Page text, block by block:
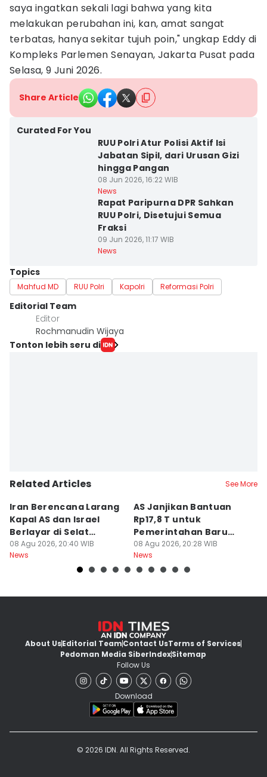
saya ingatkan sekali lagi bahwa yang kita
melakukan perubahan ini, kan, amat sangat
terbatas, hanya sekitar tujuh poin," ungkap Eddy di
Kompleks Parlemen Senayan, Jakarta Pusat pada
Selasa, 9 Juni 2026.
Share Article
Curated For You
RUU Polri Atur Polisi Aktif Isi
Jabatan Sipil, dari Urusan Gizi
hingga Pangan
08 Jun 2026, 16:22 WIB
News
Rapat Paripurna DPR Sahkan
RUU Polri, Disetujui Semua
Fraksi
09 Jun 2026, 11:17 WIB
News
Topics
Mahfud MD RUU Polri Kapolri Reformasi Polri
Editorial Team
Editor
Rochmanudin Wijaya
Tonton lebih seru di
Related Articles See More
Iran Berencana Larang
Kapal AS dan Israel
Berlayar di Selat
Hormuz
08 Agu 2026, 20:40 WIB
News
AS Janjikan Bantuan
Rp17,8 T untuk
Pemerintahan Baru
Kolombia
08 Agu 2026, 20:28 WIB
News
About UsEditorial TeamContact UsTerms of Services
Pedoman Media SiberIndexSitemap
Follow Us
Download
© 2026 IDN. All Rights Reserved.